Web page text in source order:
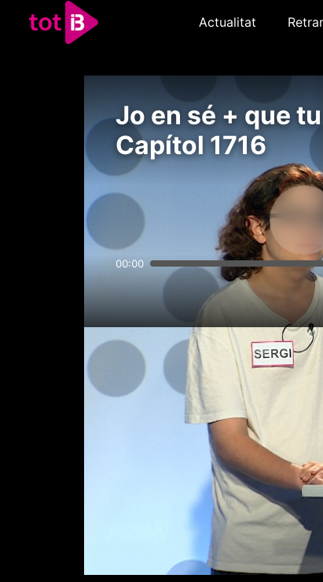
Actualitat
Jo en sé + que tu |
Capítol 1716
00:00